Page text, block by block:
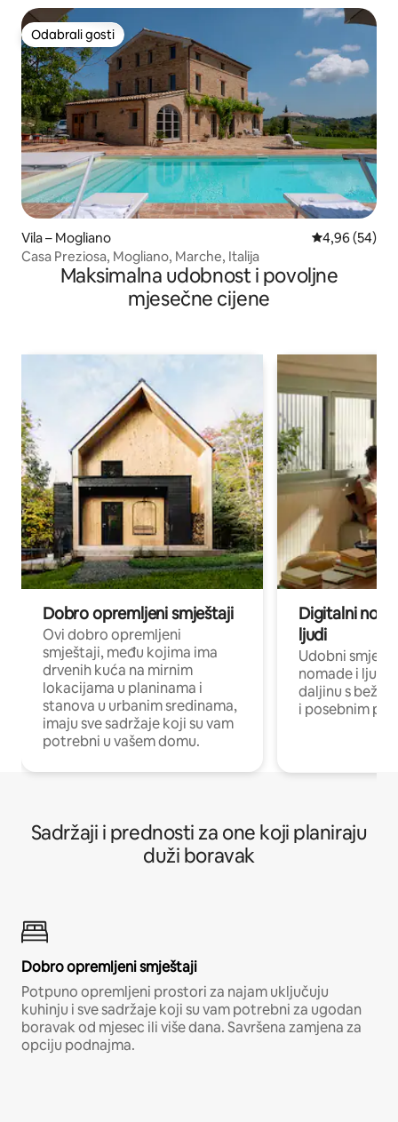
Odabrali gosti
Odabrali gosti
Vila – Mogliano Prosječna
4,96 (54)
Casa Preziosa, Mogliano, Marche, Italija
Maksimalna udobnost i povoljne
mjesečne cijene
Dobro opremljeni smještaji
Ovi dobro opremljeni
smještaji, među kojima ima
drvenih kuća na mirnim
lokacijama u planinama i
stanova u urbanim sredinama,
imaju sve sadržaje koji su vam
potrebni u vašem domu.
Digitalni
ljudi
Udobni
nomade i ljude
daljinu s
i posebnim
Sadržaji i prednosti za one koji planiraju
duži boravak
Dobro opremljeni smještaji
Potpuno opremljeni prostori za najam uključuju
kuhinju i sve sadržaje koji su vam potrebni za ugodan
boravak od mjesec ili više dana. Savršena zamjena za
opciju podnajma.